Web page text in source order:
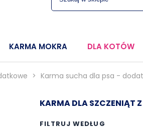
KARMA MOKRA DLA KOTÓW
> Karma sucha dla psa -
KARMA DLA SZCZENIĄT
FILTRUJ WEDŁUG